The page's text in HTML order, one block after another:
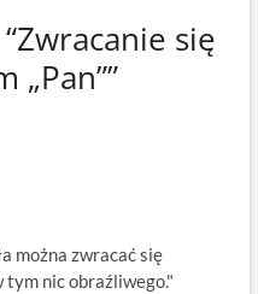
się
„Pan””
można zwracać się
tym nic obraźliwego."